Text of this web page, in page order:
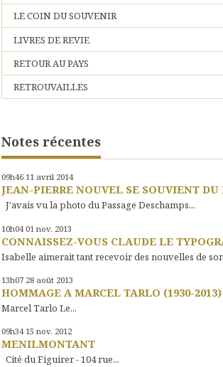
LE COIN DU SOUVENIR
LIVRES DE REVIE
RETOUR AU PAYS
RETROUVAILLES
Notes récentes
09h46 11 avril 2014
JEAN-PIERRE NOUVEL SE SOUVIENT DU
J'avais vu la photo du Passage Deschamps...
10h04 01 nov. 2013
CONNAISSEZ-VOUS CLAUDE LE
Isabelle aimerait tant recevoir des nouvelles de
13h07 28 août 2013
HOMMAGE A MARCEL TARLO (1930-2013)
Marcel Tarlo Le...
09h34 15 nov. 2012
MENILMONTANT
Cité du Figuirer - 104 rue...